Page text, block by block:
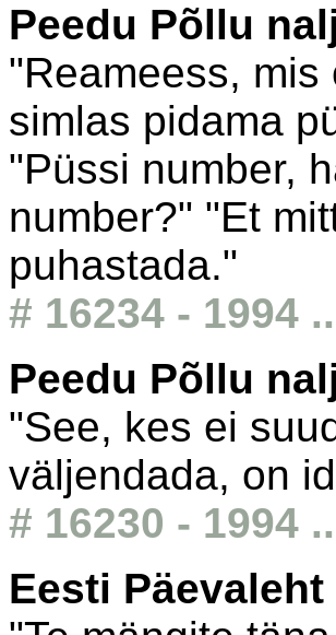
Peedu Põllu
"Reameess,
simlas pidama
"Püssi number,
number?" "Et
puhastada."
# 16234 - 1994
Peedu Põllu
"See, kes ei
väljendada, on
# 16230 - 1994
Eesti